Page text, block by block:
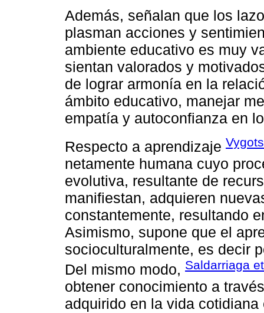
Además, señalan que los
plasman acciones y
ambiente educativo es muy
sientan valorados y
de lograr armonía en la
ámbito educativo, manejar
empatía y autoconfianza en
Respecto a aprendizaje
netamente humana cuyo
evolutiva, resultante de
manifiestan, adquieren
constantemente, resultando
Asimismo, supone que el
socioculturalmente, es decir
Del mismo modo, Saldarriaga
obtener conocimiento a
adquirido en la vida